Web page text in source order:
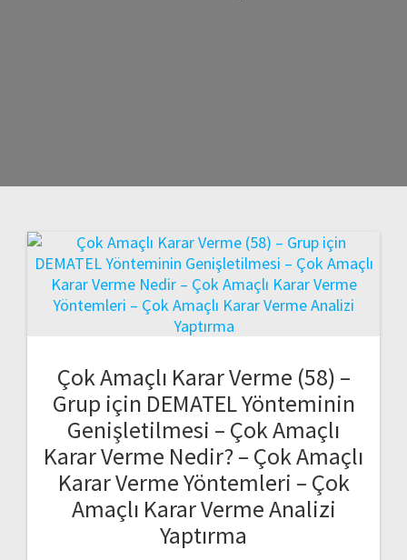
Çok Amaçlı Karar Verme (58) –
Grup için DEMATEL Yönteminin
Genişletilmesi – Çok Amaçlı
Karar Verme Nedir? – Çok Amaçlı
Karar Verme Yöntemleri – Çok
Amaçlı Karar Verme Analizi
Yaptırma